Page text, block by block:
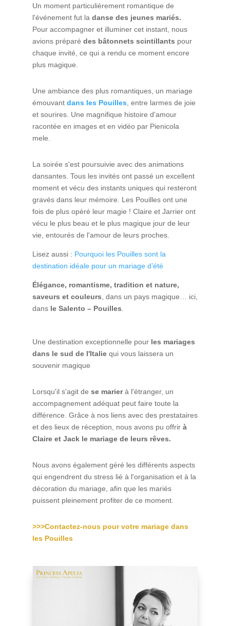
Un moment particulièrement romantique de
l'événement fut la danse des jeunes mariés.
Pour accompagner et illuminer cet instant, nous
avions préparé des bâtonnets scintillants pour
chaque invité, ce qui a rendu ce moment encore
plus magique.
Une ambiance des plus romantiques, un mariage
émouvant dans les Pouilles , entre larmes de joie
et sourires. Une magnifique histoire d'amour
racontée en images et en vidéo par Pienicola
mele.
La soirée s'est poursuivie avec des animations
dansantes. Tous les invités ont passé un excellent
moment et vécu des instants uniques qui resteront
gravés dans leur mémoire. Les Pouilles ont une
fois de plus opéré leur magie ! Claire et Jarrier ont
vécu le plus beau et le plus magique jour de leur
vie, entourés de l'amour de leurs proches.
Lisez aussi : Pourquoi les Pouilles sont la
destination idéale pour un mariage d’été
Élégance, romantisme, tradition et nature,
saveurs et couleurs , dans un pays magique… ici,
dans le Salento – Pouilles
Une destination exceptionnelle pour les mariages
dans le sud de l'Italiequi vous laissera un
souvenir magique
Lorsqu'il s'agit de se marierà l'étranger, un
accompagnement adéquat peut faire toute la
différence. Grâce à nos liens avec des prestataires
et des lieux de réception, nous avons pu offrirà
Claire et Jack le mariage de leurs rêves.
Nous avons également géré les différents aspects
qui engendrent du stress lié à l'organisation et à la
décoration du mariage, afin que les mariés
puissent pleinement profiter de ce moment.
>>>Contactez-nous pour votre mariage dans
les Pouilles